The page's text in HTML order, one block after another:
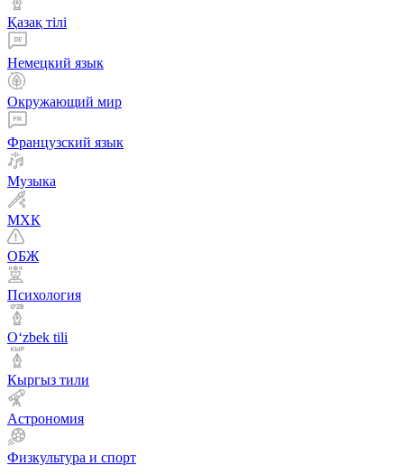
Қазақ тiлi
Немецкий язык
Окружающий мир
Французский язык
Музыка
МХК
ОБЖ
Психология
Оʻzbek tili
Кыргыз тили
Астрономия
Физкультура и спорт